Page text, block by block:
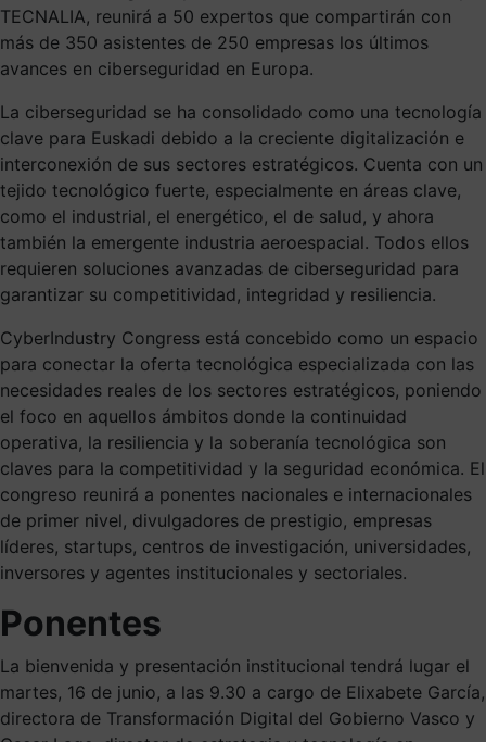
TECNALIA, reunirá a 50 expertos que compartirán con
más de 350 asistentes de 250 empresas los últimos
avances en ciberseguridad en Europa.
La ciberseguridad se ha consolidado como una tecnología
clave para Euskadi debido a la creciente digitalización e
interconexión de sus sectores estratégicos. Cuenta con un
tejido tecnológico fuerte, especialmente en áreas clave,
como el industrial, el energético, el de salud, y ahora
también la emergente industria aeroespacial. Todos ellos
requieren soluciones avanzadas de ciberseguridad para
garantizar su competitividad, integridad y resiliencia.
CyberIndustry Congress está concebido como un espacio
para conectar la oferta tecnológica especializada con las
necesidades reales de los sectores estratégicos, poniendo
el foco en aquellos ámbitos donde la continuidad
operativa, la resiliencia y la soberanía tecnológica son
claves para la competitividad y la seguridad económica. El
congreso reunirá a ponentes nacionales e internacionales
de primer nivel, divulgadores de prestigio, empresas
líderes, startups, centros de investigación, universidades,
inversores y agentes institucionales y sectoriales.
Ponentes
La bienvenida y presentación institucional tendrá lugar el
martes, 16 de junio, a las 9.30 a cargo de Elixabete García,
directora de Transformación Digital del Gobierno Vasco y